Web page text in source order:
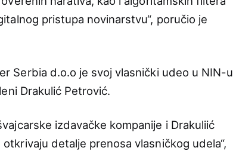
pristupa novinarstvu“, poručio je
Serbia d.o.o je svoj vlasnički udeo u NIN-u
Drakulić Petrović.
izdavačke kompanije i Drakuliić
detalje prenosa vlasničkog udela“,